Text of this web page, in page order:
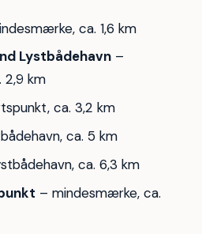
ca. 1,6 km
Lystbådehavn–
2,9 km
ca. 3,2 km
ca. 5 km
ca. 6,3 km
– mindesmærke, ca.